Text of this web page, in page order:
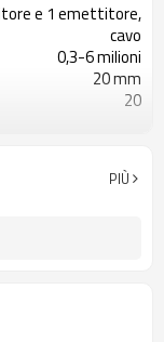
e 1 emettitore,
cavo
0,3-6 milioni
20 mm
20
di connettore M12
PIÙ